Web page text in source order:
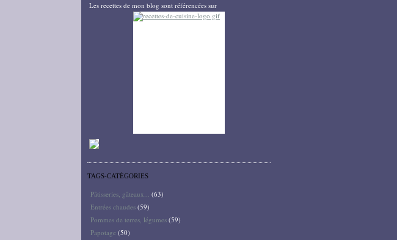
Les recettes de mon blog sont référencées sur
TAGS-CATÉGORIES
Pâtisseries, gâteaux... (63)
Entrées chaudes (59)
Pommes de terres, légumes (59)
Papotage (50)